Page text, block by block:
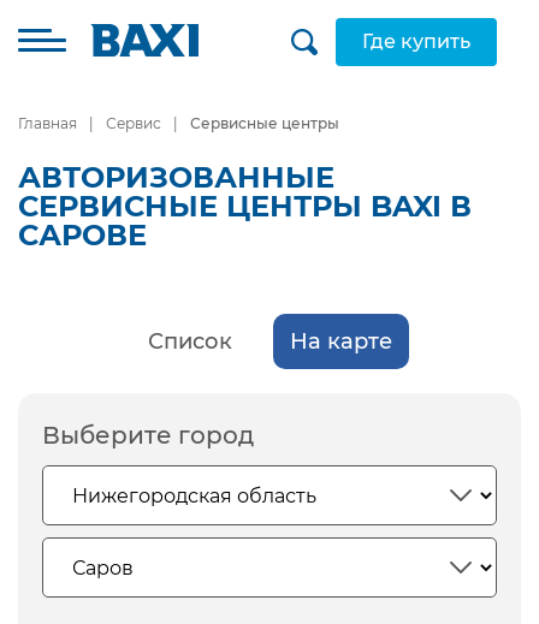
Где купить
Главная Сервис Сервисные центры
АВТОРИЗОВАННЫЕ
СЕРВИСНЫЕ ЦЕНТРЫ BAXI В
САРОВЕ
Список На карте
Выберите город